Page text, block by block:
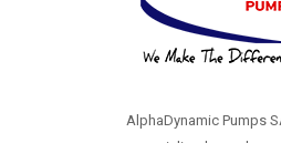
AlphaDynamic Pumps